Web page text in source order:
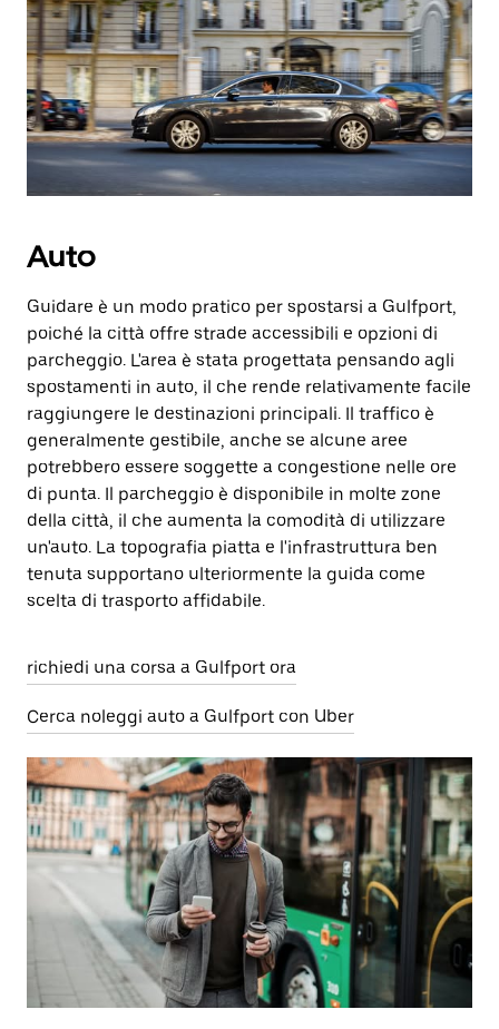
Auto
Guidare è un modo pratico per spostarsi a Gulfport,
poiché la città offre strade accessibili e opzioni di
parcheggio. L'area è stata progettata pensando agli
spostamenti in auto, il che rende relativamente facile
raggiungere le destinazioni principali. Il traffico è
generalmente gestibile, anche se alcune aree
potrebbero essere soggette a congestione nelle ore
di punta. Il parcheggio è disponibile in molte zone
della città, il che aumenta la comodità di utilizzare
un'auto. La topografia piatta e l'infrastruttura ben
tenuta supportano ulteriormente la guida come
scelta di trasporto affidabile.
richiedi una corsa a Gulfport ora
Cerca noleggi auto a Gulfport con Uber